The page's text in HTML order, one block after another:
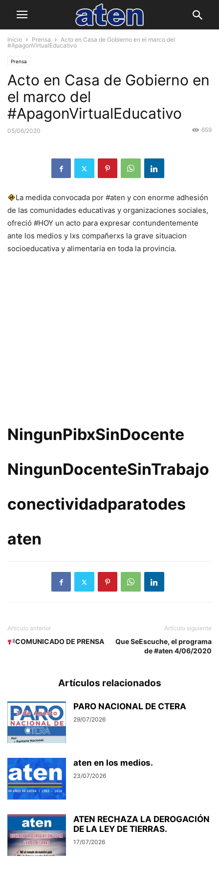
Inicio Prensa
Acto en Casa de Gobierno en el marco del
#ApagonVirtualEducativo
Prensa
Acto en Casa de Gobierno en
el marco del
#ApagonVirtualEducativo
05/06/2020 659
La medida convocada por #aten y con enorme adhesión
de las comunidades educativas y organizaciones sociales,
ofreció #HOY un acto para expresar contundentemente
ante los medios y lxs compañerxs la grave situacion
socioeducativa y alimentaria en toda la provincia.
NingunPibxSinDocente
NingunDocenteSinTrabajo
conectividadparatodes
aten
Artículo anterior
COMUNICADO DE PRENSA
Artículo siguiente
Que SeEscuche, el programa
de #aten 4/06/2020
Artículos relacionados
PARO NACIONAL DE CTERA
29/07/2026
aten en los medios.
23/07/2026
ATEN RECHAZA LA DEROGACIÓN
DE LA LEY DE TIERRAS.
17/07/2026